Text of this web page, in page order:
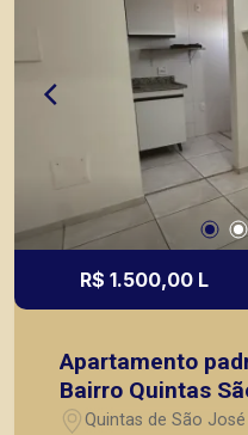
R$ 1.500,00 L
Apartamento
Bairro Quintas
em Ribeirão
Quintas de São